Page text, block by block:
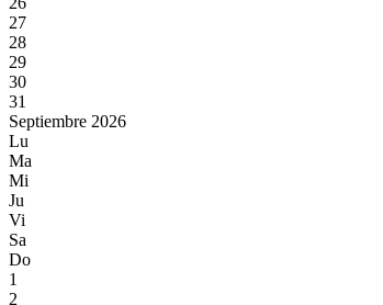
27
28
29
30
31
Septiembre 2026
Lu
Ma
Mi
Ju
Vi
Sa
Do
1
2